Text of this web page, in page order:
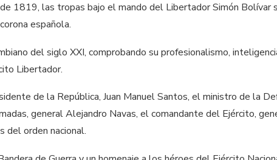
1819, las tropas bajo el mando del Libertador Simón Bolívar
española.
del siglo XXI, comprobando su profesionalismo,
Libertador.
de la República, Juan Manuel Santos, el ministro de la
general Alejandro Navas, el comandante del Ejército,
del orden nacional.